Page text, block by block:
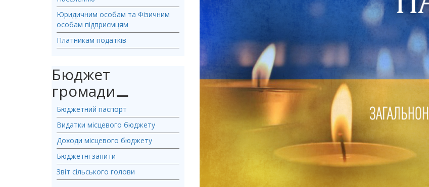
Юридичним особам та Фізичним
особам підприємцям
Платникам податків
Бюджет
громади⚊
Бюджетний паспорт
Видатки місцевого бюджету
Доходи місцевого бюджету
Бюджетні запити
Звіт сільського голови